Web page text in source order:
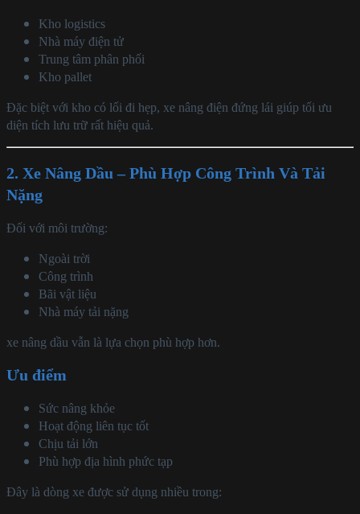
Kho logistics
Nhà máy điện tử
Trung tâm phân phối
Kho pallet
Đặc biệt với kho có lối đi hẹp, xe nâng điện đứng lái giúp tối ưu
diện tích lưu trữ rất hiệu quả.
2. Xe Nâng Dầu – Phù Hợp Công Trình Và Tải
Nặng
Đối với môi trường:
Ngoài trời
Công trình
Bãi vật liệu
Nhà máy tải nặng
xe nâng dầu vẫn là lựa chọn phù hợp hơn.
Ưu điểm
Sức nâng khỏe
Hoạt động liên tục tốt
Chịu tải lớn
Phù hợp địa hình phức tạp
Đây là dòng xe được sử dụng nhiều trong: